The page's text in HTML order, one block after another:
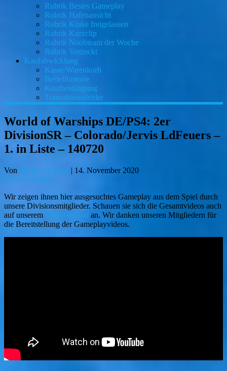
Rubrik Bestes Gameplay
Rubrik Hafenansicht
Rubrik Krake freigelassen
Rubrik Kurzclip
Rubrik Noobteam der Woche
Rubrik Verzockt
Kaufabwicklung
Kasse/Warenkorb
Bestellhistorie
Kaufbestätigung
Transaktionsfehler
World of Warships DE/PS4: 2er
DivisionSR – Colorado/Jervis LdFeuers –
1. in Liste – 140720
Von Divisionservice | 14. November 2020
0 Kommentare
Wir zeigen ihnen hier ausgesuchtes Gameplay aus dem Spiel durch
unsere Divisionsmitglieder. Schauen sie sich die Gesamtvideos auch
auf unserem Youtubekanal an. Wir danken unseren Mitgliedern für
die Bereitstellung der Gameplayvideos.